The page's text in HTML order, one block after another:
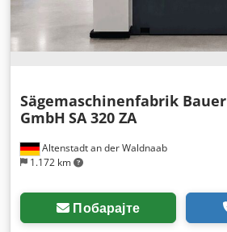
Altenstadt an der Waldnaab
1.172 km
Sägemaschinenfabrik Bauer
GmbH SA 320 ZA
Побарајте